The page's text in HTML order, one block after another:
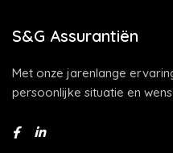
S&G Assurantiën
Met onze jarenlange
persoonlijke situatie en